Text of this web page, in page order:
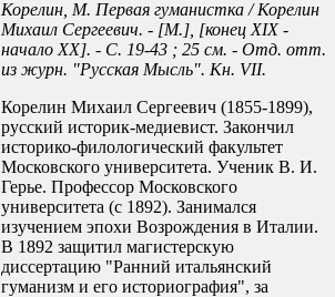
Корелин, М. Первая гуманистка / Корелин
Михаил Сергеевич. - [М.], [конец XIX -
начало XX]. - С. 19-43 ; 25 см. - Отд. отт.
из журн. "Русская Мысль". Кн. VII.
Корелин Михаил Сергеевич (1855-1899),
русский историк-медиевист. Закончил
историко-филологический факультет
Московского университета. Ученик В. И.
Герье. Профессор Московского
университета (с 1892). Занимался
изучением эпохи Возрождения в Италии.
В 1892 защитил магистерскую
диссертацию "Ранний итальянский
гуманизм и его историография", за